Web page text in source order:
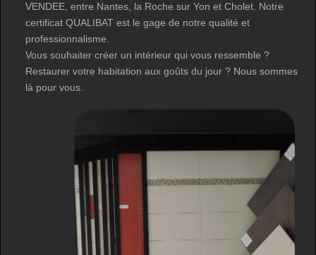
VENDEE, entre Nantes, la Roche sur Yon et Cholet. Notre
certificat QUALIBAT est le gage de notre qualité et
professionnalisme.
Vous souhaiter créer un intérieur qui vous ressemble ?
Restaurer votre habitation aux goûts du jour ? Nous sommes
là pour vous.